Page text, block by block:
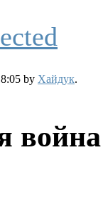
by Хайдук.